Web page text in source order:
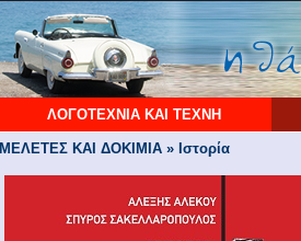
ΛΟΓΟΤΕΧΝΙΑ ΚΑΙ ΤΕΧΝΗ
ΜΕΛΕΤΕΣ ΚΑΙ ΔΟΚΙΜΙΑ » Ιστορία